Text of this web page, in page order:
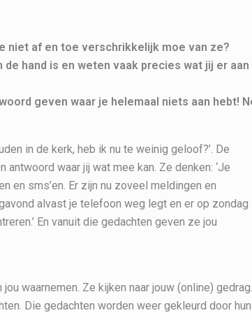
niet af en toe verschrikkelijk moe van ze?
hand is en weten vaak precies wat jij er aan
geven waar je helemaal niets aan hebt!
in de kerk, heb ik nu te weinig geloof?’. De
waar jij wat mee kan. Ze denken: ‘Je
en sms’en. Er zijn nu zoveel meldingen en
alvast je telefoon weg legt en er op zondag
En vanuit die gedachten geven ze jou
waarnemen. Ze kijken naar jouw (online)
Die gedachten worden weer gekleurd door hun